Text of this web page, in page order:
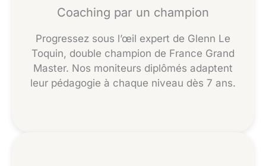
Coaching par un champion
Progressez sous l’œil expert de Glenn Le
Toquin, double champion de France Grand
Master. Nos moniteurs diplômés adaptent
leur pédagogie à chaque niveau dès 7 ans.